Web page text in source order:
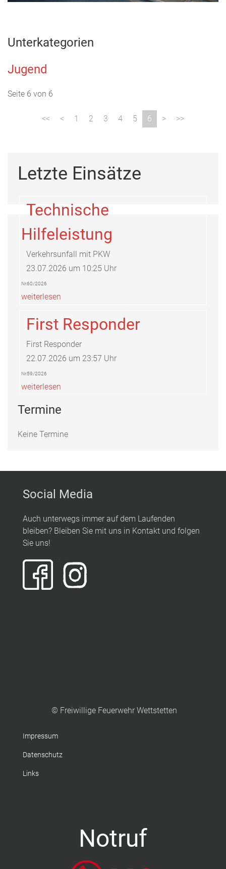
Unterkategorien
Jugend
Seite 6 von 6
1 2 3 4 5 6
Letzte Einsätze
Technische
Hilfeleistung
Verkehrsunfall mit PKW
23.07.2026 um 10:25 Uhr
Nr.60/2026
weiterlesen
First Responder
First Responder
22.07.2026 um 23:57 Uhr
Nr.59/2026
weiterlesen
Termine
Keine Termine
Social Media
Auch unterwegs immer auf dem Laufenden
bleiben? Bleiben Sie mit uns in Kontakt und folgen
Sie uns!
© Freiwillige Feuerwehr Wettstetten
Impressum
Datenschutz
Links
Notruf